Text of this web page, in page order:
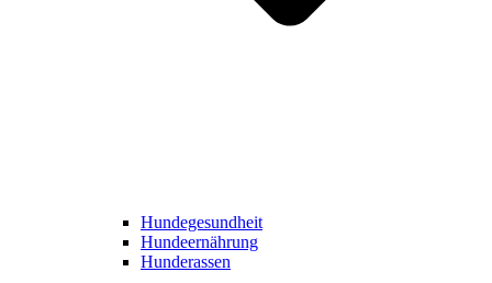
Hundegesundheit
Hundeernährung
Hunderassen